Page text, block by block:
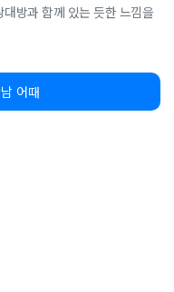
방과 함께 있는 듯한 느낌을
어때